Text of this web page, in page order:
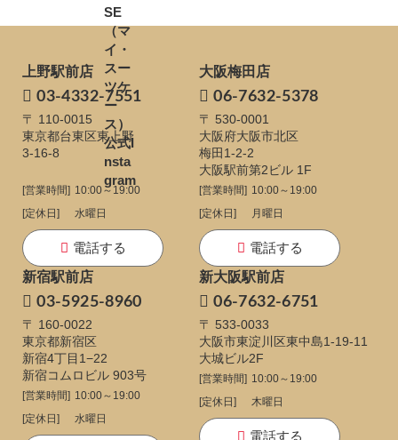
上野駅前店
03-4332-7551
〒 110-0015
東京都台東区東上野
3-16-8
[営業時間] 10:00～19:00
[定休日]
水曜日
電話する
大阪梅田店
06-7632-5378
〒 530-0001
大阪府大阪市北区
梅田1-2-2
大阪駅前第2ビル 1F
[営業時間] 10:00～19:00
[定休日]
月曜日
電話する
新宿駅前店
03-5925-8960
〒 160-0022
東京都新宿区
新宿4丁目1−22
新宿コムロビル 903号
[営業時間] 10:00～19:00
[定休日]
水曜日
新大阪駅前店
06-7632-6751
〒 533-0033
大阪市東淀川区東中島1-19-11
大城ビル2F
[営業時間] 10:00～19:00
[定休日]
木曜日
電話する